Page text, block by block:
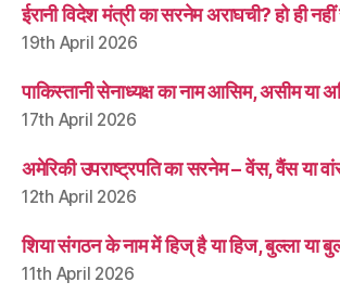
ईरानी विदेश मंत्री का सरनेम अराघची? हो ही
19th April 2026
पाकिस्तानी सेनाध्यक्ष का नाम आसिम, असीम या
17th April 2026
अमेरिकी उपराष्ट्रपति का सरनेम – वेंस, वैंस या
12th April 2026
शिया संगठन के नाम में हिज् है या हिज, बुल्ला या
11th April 2026